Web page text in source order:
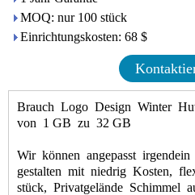
MOQ: nur 100 stück
Einrichtungskosten: 68 $
Brauch Logo Design Winter
von 1 GB zu 32 GB
Wirkönnen angepasst irgendein
gestalten mit niedrig Kosten,
stück, Privatgelände Schimmel